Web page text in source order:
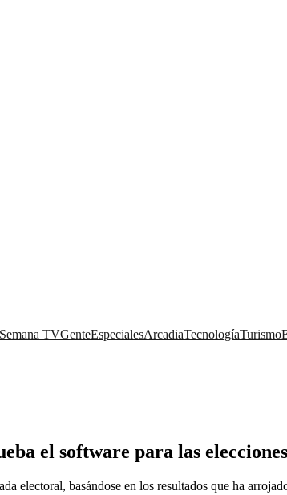
Semana TVGenteEspecialesArcadiaTecnologíaTurismo
el software para las elecciones
basándose en los resultados que ha